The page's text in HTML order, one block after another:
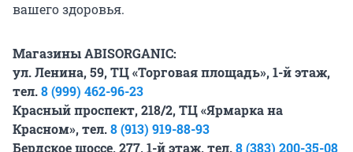
вашего здоровья.
Магазины ABISORGANIC:
ул. Ленина, 59, ТЦ «Торговая площадь», 1-й этаж,
тел.8 (999) 462-96-23
Красный проспект, 218/2, ТЦ «Ярмарка на
Красном», тел.8 (913) 919-88-93
Бердское шоссе, 277, 1-й этаж, тел.8 (383) 200-35-08